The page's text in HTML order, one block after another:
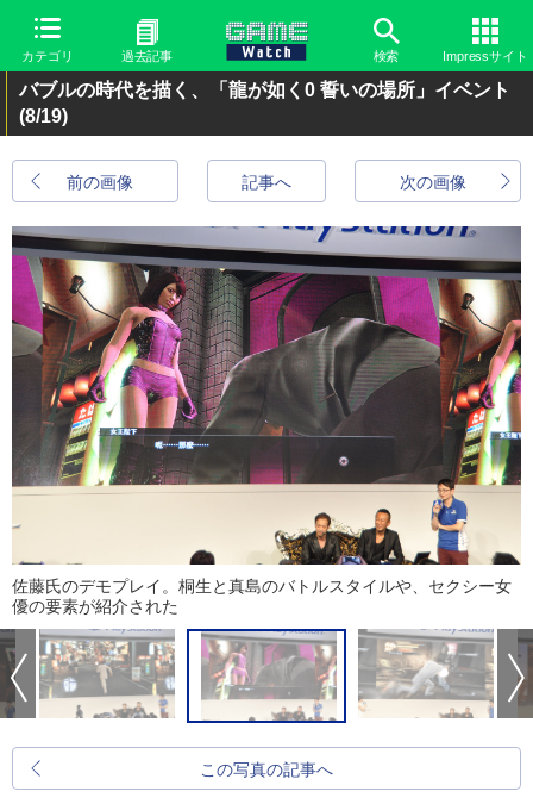
カテゴリ 過去記事 検索 Impressサイト
バブルの時代を描く、「龍が如く0 誓いの場所」イベント
(8/19)
前の画像 次の画像
記事へ
佐藤氏のデモプレイ。桐生と真島のバトルスタイルや、セクシー女
優の要素が紹介された
この写真の記事へ